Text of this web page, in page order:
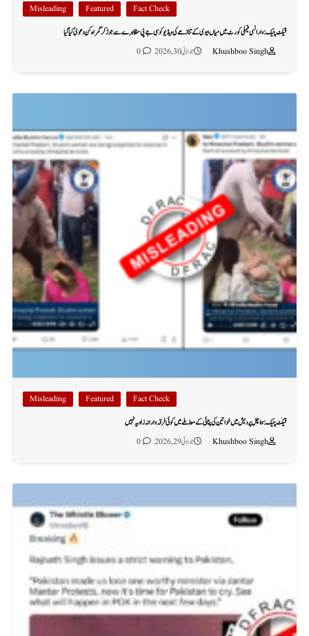
Fact Check
Featured
Misleading
فیکٹ چیک: وارانسی فیملی کورٹ میں میاں بیوی کے تنازعے کی ویڈیو کو سی جے پی مظاہرے سے جوڑ کر گمراہ کن دعویٰ کیا گیا
Khushboo Singh
جولائی 30, 2026 0
Fact Check
Featured
Misleading
فیکٹ چیک: ہماچل پردیش میں خواتین کی پٹائی کے معاملے میں کوئی فرقہ وارانہ زاویہ نہیں
Khushboo Singh
جولائی 29, 2026 0